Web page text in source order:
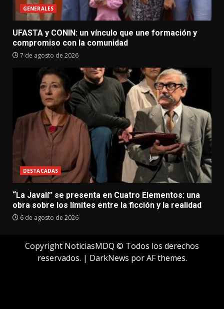
GENERALES
UFASTA y CONIN: un vínculo que une formación y
compromiso con la comunidad
7 de agosto de 2026
DESTACADAS
“La Javalí” se presenta en Cuatro Elementos: una
obra sobre los límites entre la ficción y la realidad
6 de agosto de 2026
Copyright NoticiasMDQ © Todos los derechos
reservados. | DarkNews por AF themes.